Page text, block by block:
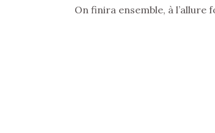
On finira ensemble, à